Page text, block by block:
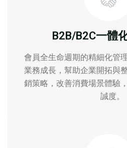
B2B/B2C一體
會員全生命週期的精細化管
業務成長，幫助企業開拓與
銷策略，改善消費場景體驗
誠度。